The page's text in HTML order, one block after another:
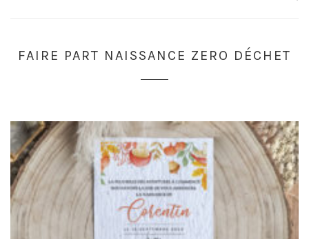
FAIRE PART NAISSANCE ZERO DÉCHET